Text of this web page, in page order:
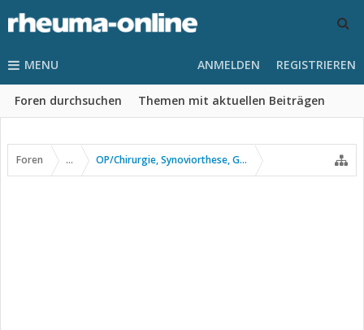
MENU
Foren durchsuchen Themen mit aktuellen Beiträgen
ANMELDEN REGISTRIEREN
Foren ... OP/Chirurgie, Synoviorthese, Gelenkpunktion usw.